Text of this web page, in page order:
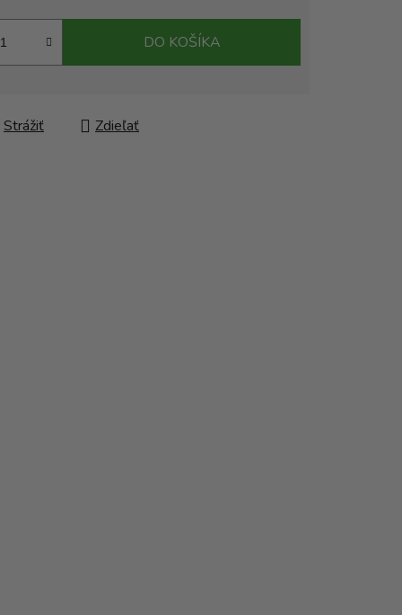
DO KOŠÍKA
Strážiť Zdieľať